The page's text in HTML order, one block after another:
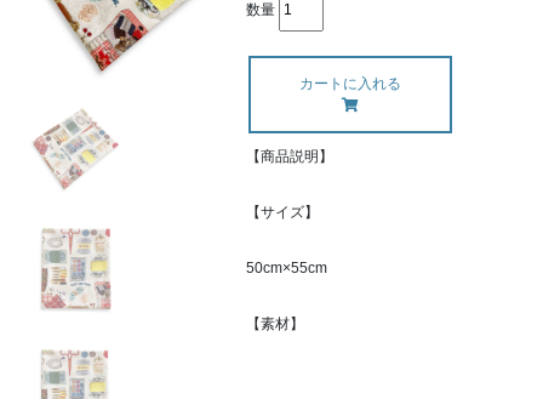
数量
【商品説明】
【サイズ】
50cm×55cm
【素材】